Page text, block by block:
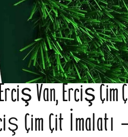
Van, Erciş Çim
Çim Çit İmalatı